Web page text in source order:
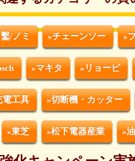
/ノミ »チェーンソー »
»マキタ »リョービ
電工具 »切断機・カッター
»東芝 »松下電器産業 »